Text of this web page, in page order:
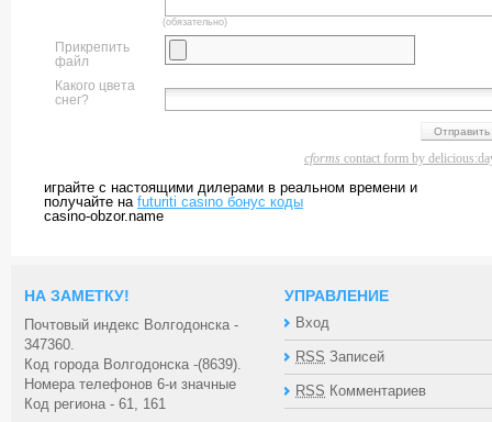
(обязательно)
Прикрепить
файл
Какого цвета
снег?
cforms contact form by
играйте с настоящими дилерами в реальном времени и
получайте на futuriti casino бонус коды
casino-obzor.name
НА ЗАМЕТКУ!
Почтовый индекс Волгодонска -
347360.
Код города Волгодонска -(8639).
Номера телефонов 6-и значные
Код региона - 61, 161
УПРАВЛЕНИЕ
Вход
RSS Записей
RSS Комментариев